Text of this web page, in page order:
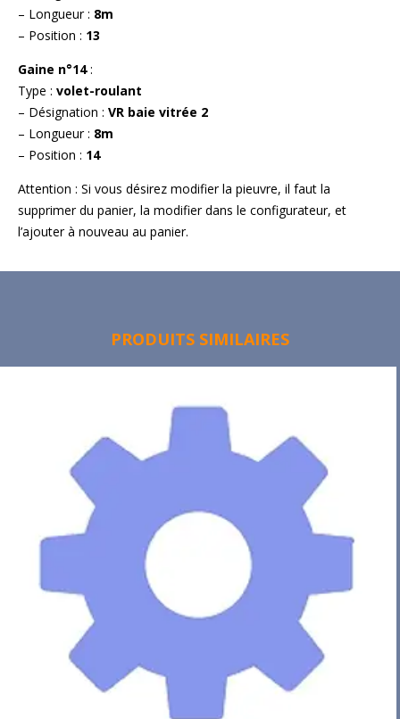
– Longueur : 8m
– Position : 13
Gaine n°14:
Type : volet-roulant
– Désignation : VR baie vitrée 2
– Longueur : 8m
– Position : 14
Attention : Si vous désirez modifier la pieuvre, il faut la
supprimer du panier, la modifier dans le configurateur, et
l’ajouter à nouveau au panier.
PRODUITS SIMILAIRES